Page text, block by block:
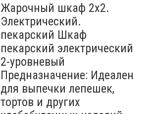
Жарочный шкаф 2х2.
Электрический.
пекарский Шкаф
пекарский электрический
2-уровневый
Предназначение: Идеален
для выпечки лепешек,
тортов и других